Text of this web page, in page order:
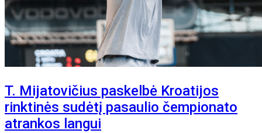
T. Mijatovičius paskelbė Kroatijos
rinktinės sudėtį pasaulio čempionato
atrankos langui